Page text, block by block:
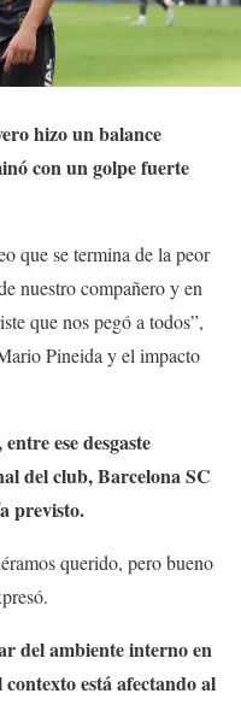
hizo un balance
con un golpe fuerte
que se termina de la peor
nuestro compañero y en
que nos pegó a todos”,
Pineida y el impacto
ese desgaste
del club, Barcelona SC
previsto.
querido, pero bueno
del ambiente interno en
está afectando al